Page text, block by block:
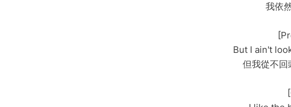
我依
But I ain't
但我從不回